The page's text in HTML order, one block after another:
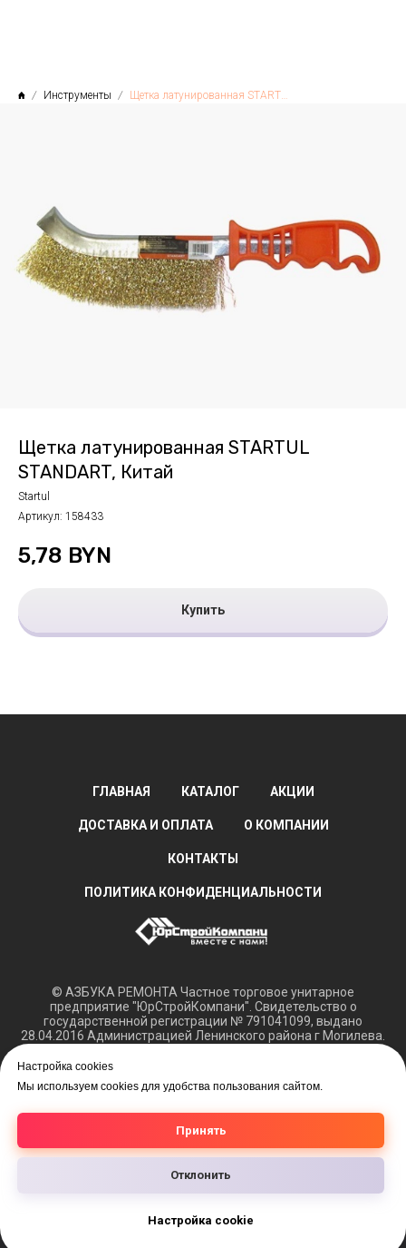
Настройка cookies
Мы используем cookies для удобства пользования сайтом.
Принять
Отклонить
Настройка cookie
Инструменты Щетка латунированная STARTUL STANDART, Китай
Щетка латунированная STARTUL
STANDART, Китай
Startul
Артикул: 158433
5,78 BYN
Купить
ГЛАВНАЯ КАТАЛОГ АКЦИИ
ДОСТАВКА И ОПЛАТА О КОМПАНИИ
КОНТАКТЫ
ПОЛИТИКА КОНФИДЕНЦИАЛЬНОСТИ
© АЗБУКА РЕМОНТА Частное торговое унитарное
предприятие "ЮрСтройКомпани". Свидетельство о
государственной регистрации № 791041099, выдано
28.04.2016 Администрацией Ленинского района г Могилева.
Обращаем ваше внимание, что вся представленная
информация касающаяся технических характеристик,
офертой.